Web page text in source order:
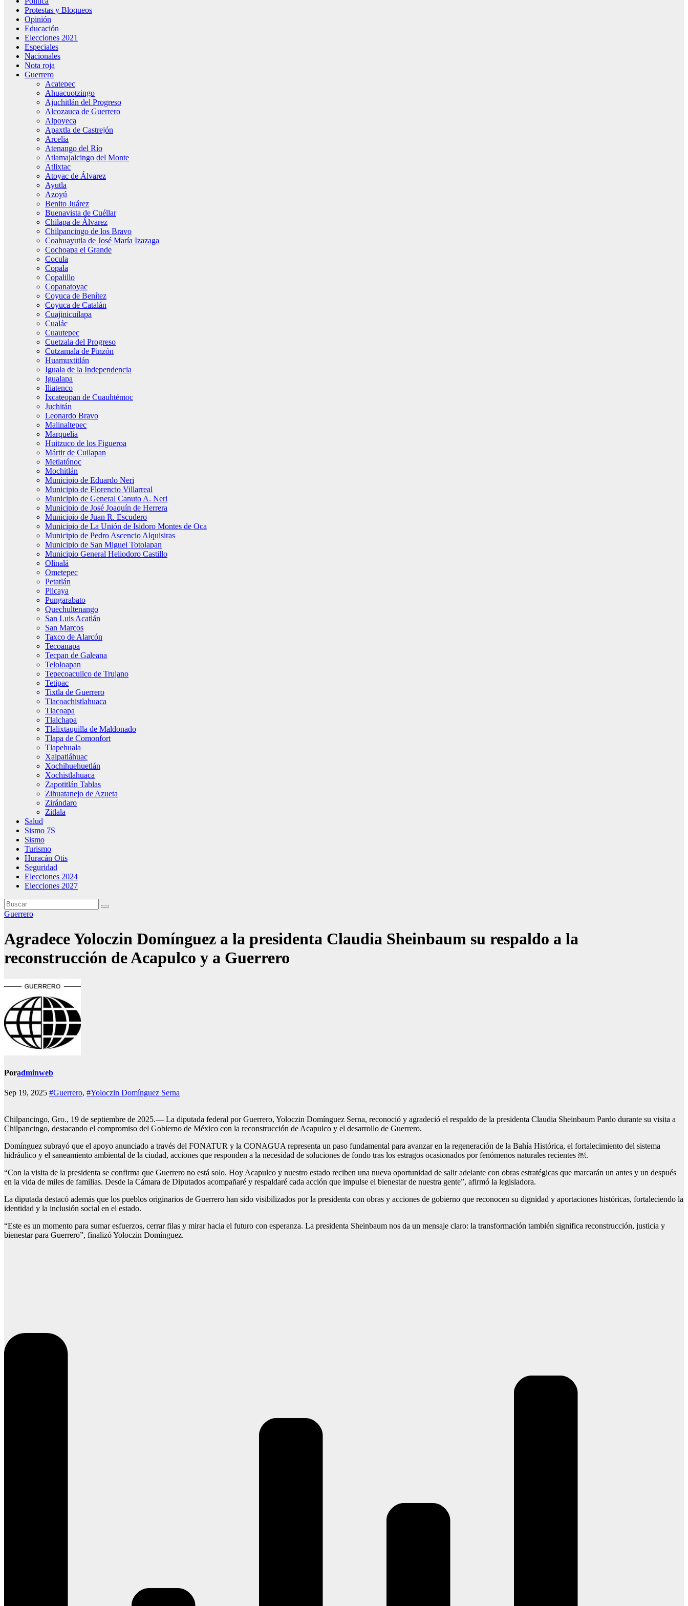
Protestas y Bloqueos
Opinión
Educación
Elecciones 2021
Especiales
Nacionales
Nota roja
Guerrero
Acatepec
Ahuacuotzingo
Ajuchitlán del Progreso
Alcozauca de Guerrero
Alpoyeca
Apaxtla de Castrejón
Arcelia
Atenango del Río
Atlamajalcingo del Monte
Atlixtac
Atoyac de Álvarez
Ayutla
Azoyú
Benito Juárez
Buenavista de Cuéllar
Chilapa de Álvarez
Chilpancingo de los Bravo
Coahuayutla de José María Izazaga
Cochoapa el Grande
Cocula
Copala
Copalillo
Copanatoyac
Coyuca de Benítez
Coyuca de Catalán
Cuajinicuilapa
Cualác
Cuautepec
Cuetzala del Progreso
Cutzamala de Pinzón
Huamuxtitlán
Iguala de la Independencia
Igualapa
Iliatenco
Ixcateopan de Cuauhtémoc
Juchitán
Leonardo Bravo
Malinaltepec
Marquelia
Huitzuco de los Figueroa
Mártir de Cuilapan
Metlatónoc
Mochitlán
Municipio de Eduardo Neri
Municipio de Florencio Villarreal
Municipio de General Canuto A. Neri
Municipio de José Joaquín de Herrera
Municipio de Juan R. Escudero
Municipio de La Unión de Isidoro Montes de Oca
Municipio de Pedro Ascencio Alquisiras
Municipio de San Miguel Totolapan
Municipio General Heliodoro Castillo
Olinalá
Ometepec
Petatlán
Pilcaya
Pungarabato
Quechultenango
San Luis Acatlán
San Marcos
Taxco de Alarcón
Tecoanapa
Tecpan de Galeana
Teloloapan
Tepecoacuilco de Trujano
Tetipac
Tixtla de Guerrero
Tlacoachistlahuaca
Tlacoapa
Tlalchapa
Tlalixtaquilla de Maldonado
Tlapa de Comonfort
Tlapehuala
Xalpatláhuac
Xochihuehuetlán
Xochistlahuaca
Zapotitlán Tablas
Zihuatanejo de Azueta
Zirándaro
Zitlala
Salud
Sismo 7S
Sismo
Turismo
Huracán Otis
Seguridad
Elecciones 2024
Elecciones 2027
Guerrero
Agradece Yoloczin Domínguez a la presidenta Claudia Sheinbaum su respaldo a la
reconstrucción de Acapulco y a Guerrero
Poradminweb
Sep 19, 2025 #Guerrero, #Yoloczin Domínguez Serna
Chilpancingo, Gro., 19 de septiembre de 2025.— La diputada federal por Guerrero, Yoloczin Domínguez Serna, reconoció y agradeció el respaldo de la presidenta Claudia Sheinbaum Pardo durante su visita a
Chilpancingo, destacando el compromiso del Gobierno de México con la reconstrucción de Acapulco y el desarrollo de Guerrero.
Domínguez subrayó que el apoyo anunciado a través del FONATUR y la CONAGUA representa un paso fundamental para avanzar en la regeneración de la Bahía Histórica, el fortalecimiento del sistema
hidráulico y el saneamiento ambiental de la ciudad, acciones que responden a la necesidad de soluciones de fondo tras los estragos ocasionados por fenómenos naturales recientes ￼.
“Con la visita de la presidenta se confirma que Guerrero no está solo. Hoy Acapulco y nuestro estado reciben una nueva oportunidad de salir adelante con obras estratégicas que marcarán un antes y un después
en la vida de miles de familias. Desde la Cámara de Diputados acompañaré y respaldaré cada acción que impulse el bienestar de nuestra gente”, afirmó la legisladora.
La diputada destacó además que los pueblos originarios de Guerrero han sido visibilizados por la presidenta con obras y acciones de gobierno que reconocen su dignidad y aportaciones históricas, fortaleciendo la
identidad y la inclusión social en el estado.
“Este es un momento para sumar esfuerzos, cerrar filas y mirar hacia el futuro con esperanza. La presidenta Sheinbaum nos da un mensaje claro: la transformación también significa reconstrucción, justicia y
bienestar para Guerrero”, finalizó Yoloczin Domínguez.